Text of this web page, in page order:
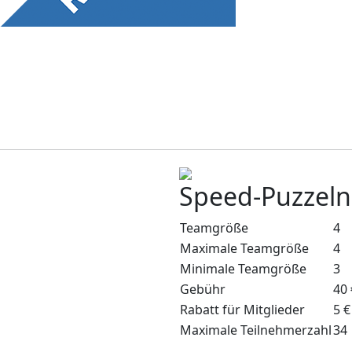
Speed-
Teamgröße
4
Maximale Teamgröße
4
Minimale Teamgröße
3
Gebühr
40
Rabatt für Mitglieder
5
Maximale Teilnehmerzahl34